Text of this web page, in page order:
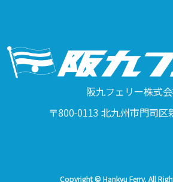
阪九フェリー株式
〒800-0113 北九州市門司区
Copyright © Hankyu Ferry. All